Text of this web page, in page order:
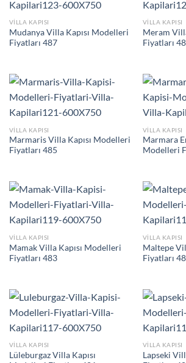
VILLA KAPISI
Mudanya Villa Kapısı Modelleri
Fiyatları 487
VILLA KAPISI
Meram
Fiyatları
VILLA KAPISI
Marmaris Villa Kapısı Modelleri
Fiyatları 485
VILLA KAPISI
Marmara
Modelleri
VILLA KAPISI
Mamak Villa Kapısı Modelleri
Fiyatları 483
VILLA KAPISI
Maltepe
Fiyatları
VILLA KAPISI
Lüleburgaz Villa Kapısı
VILLA KAPISI
Lapseki